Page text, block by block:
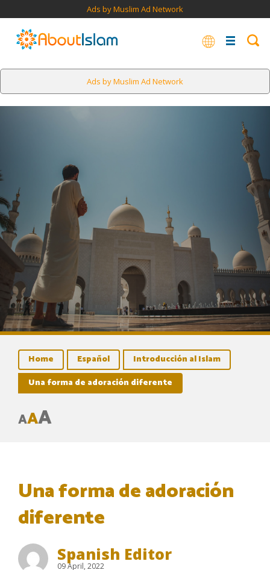
Ads by Muslim Ad Network
Ads by Muslim Ad Network
Home Español
Introducción al Islam
Una forma de adoración diferente
AAA
Una forma de adoración
diferente
Spanish Editor
09 April, 2022